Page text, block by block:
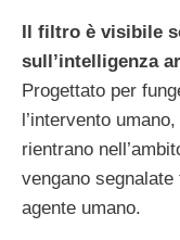
Il filtro è visibile
sull’intelligenza
Progettato per
l’intervento
rientrano
vengano
agente umano.